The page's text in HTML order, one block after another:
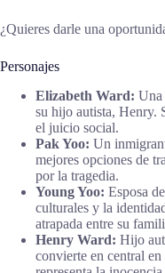
¿Quieres darle una
Personajes
Elizabeth Ward: Una
su hijo autista, Henry.
el juicio social.
Pak Yoo: Un
mejores opciones de
por la tragedia.
Young Yoo: Esposa
culturales y la
atrapada entre su
Henry Ward: Hijo
convierte en central